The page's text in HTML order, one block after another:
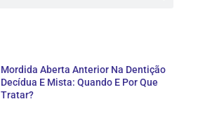
Mordida Aberta Anterior Na Dentição
Decídua E Mista: Quando E Por Que
Tratar?